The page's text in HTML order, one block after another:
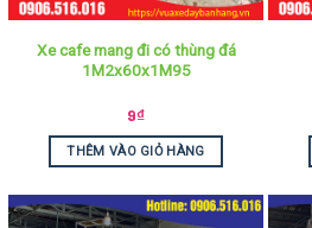
Xe cafe mang đi có thùng đá
1M2x60x1M95
9₫
THÊM VÀO GIỎ HÀNG